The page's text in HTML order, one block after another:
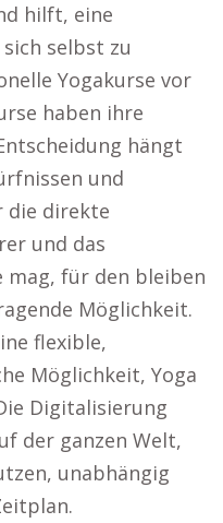
hilft, eine
selbst zu
Yogakurse vor
haben ihre
hängt
und
die direkte
und das
mag, für den bleiben
Möglichkeit.
flexible,
Möglichkeit, Yoga
Digitalisierung
der ganzen Welt,
unabhängig